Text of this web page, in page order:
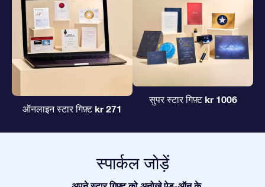
ऑनलाइन स्टार गिफ़्ट kr 271
सुपर स्टार गिफ़्ट kr 1006
स्पार्कल जोड़ें